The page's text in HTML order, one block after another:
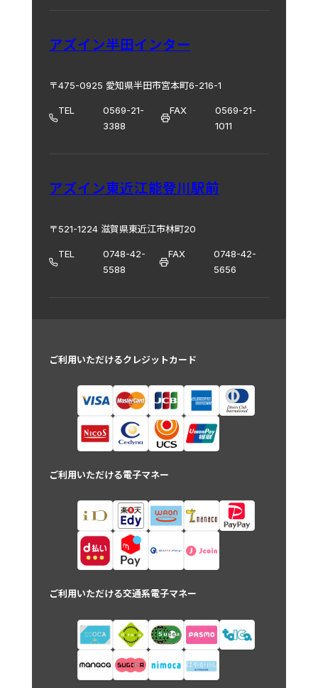
アズイン半田インター
〒475-0925 愛知県半田市宮本町6-216-1
TEL
0569-21-
3388
FAX
0569-21-
1011
アズイン東近江能登川駅前
〒521-1224 滋賀県東近江市林町20
TEL
0748-42-
5588
FAX
0748-42-
5656
ご利用いただけるクレジットカード
ご利用いただける電子マネー
ご利用いただける交通系電子マネー